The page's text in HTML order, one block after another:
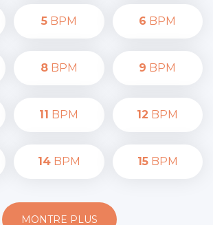
5BPM 6 BPM
8BPM 9 BPM
11 BPM 12 BPM
14BPM 15BPM
MONTRE PLUS